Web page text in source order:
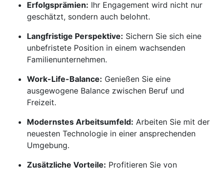
Erfolgsprämien: Ihr Engagement wird nicht nur
geschätzt, sondern auch belohnt.
Langfristige Perspektive: Sichern Sie sich eine
unbefristete Position in einem wachsenden
Familienunternehmen.
Work-Life-Balance: Genießen Sie eine
ausgewogene Balance zwischen Beruf und
Freizeit.
Modernstes Arbeitsumfeld: Arbeiten Sie mit der
neuesten Technologie in einer ansprechenden
Umgebung.
Zusätzliche Vorteile: Profitieren Sie von